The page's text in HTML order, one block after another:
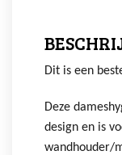
Dit is een
Deze
design en is
wandhouder/